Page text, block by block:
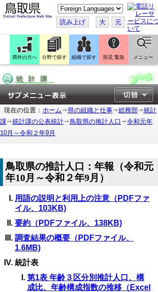
こ
の
ペ
ー
ジ
翻
訳
す
読み上げ 大 元
県外の方へ 分野で探す 組織で探す 防災 緊急 メニュー
現在の位置： ホーム 県の組織と仕事 総務部
統計
課
統計課の公表統計 鳥取県の推計人口
令和元年
10月～令和２年9月
鳥取県の推計人口：年報（令和元
年10月～令和２年9月）
用語の説明と利用上の注意（PDFファ
イル、103KB)
要約（PDFファイル、138KB)
調査結果の概要（PDFファイル、
1.6MB)
統計表
第1表 年齢３区分別推計人口、構
成比、年齢構成指数の推移（Excel